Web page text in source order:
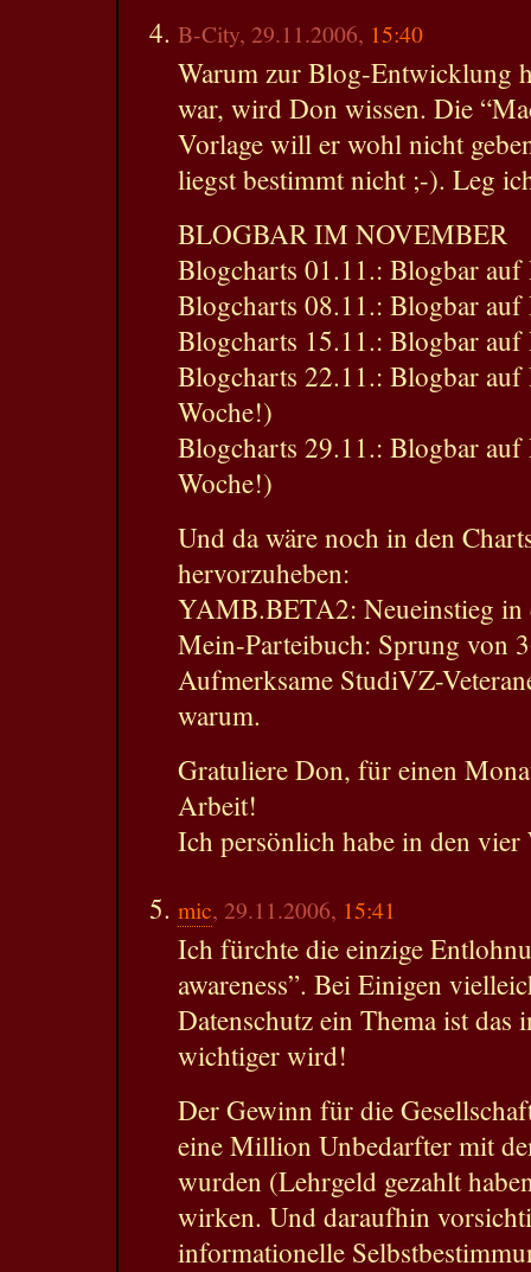
B-City, 29.11.2006, 15:40
Warum zur Blog-Entwicklung
war, wird Don wissen. Die
Vorlage will er wohl nicht
liegst bestimmt nicht ;-). Leg
BLOGBAR IM NOVEMBER
Blogcharts 01.11.: Blogbar auf
Blogcharts 08.11.: Blogbar auf
Blogcharts 15.11.: Blogbar auf
Blogcharts 22.11.: Blogbar
Woche!)
Blogcharts 29.11.: Blogbar
Woche!)
Und da wäre noch in den
hervorzuheben:
YAMB.BETA2: Neueinstieg in
Mein-Parteibuch: Sprung von
Aufmerksame StudiVZ-
warum.
Gratuliere Don, für einen
Arbeit!
Ich persönlich habe in den vier
mic, 29.11.2006, 15:41
Ich fürchte die einzige
awareness”. Bei Einigen
Datenschutz ein Thema ist das
wichtiger wird!
Der Gewinn für die
eine Million Unbedarfter mit
wurden (Lehrgeld gezahlt
wirken. Und daraufhin
informationelle